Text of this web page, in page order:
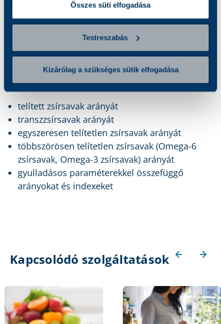
Összes süti elfogadása
Testreszabás
Kizárólag a szükséges sütik elfogadása
A vizsgálat előnyei
Hogyan jelentkezzen konzultációra?
Mit vizsgálunk?
telített zsírsavak arányát
transzzsírsavak arányát
egyszeresen telítetlen zsírsavak arányát
többszörösen telítetlen zsírsavak (Omega-6
zsírsavak, Omega-3 zsírsavak) arányát
gyulladásos paraméterekkel összefüggő
arányokat és indexeket
Kapcsolódó szolgáltatások